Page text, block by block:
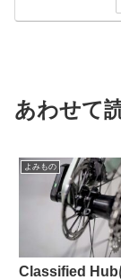
あわせて
よみもの
Classified Hub